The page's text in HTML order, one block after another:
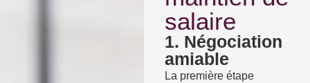
salaire
1. Négociation
amiable
La première étape